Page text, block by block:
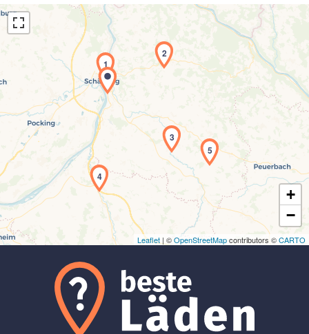
Laden der Karte...
1
2
3
4
5
+
−
Leaflet | ©OpenStreetMapcontributors ©CARTO